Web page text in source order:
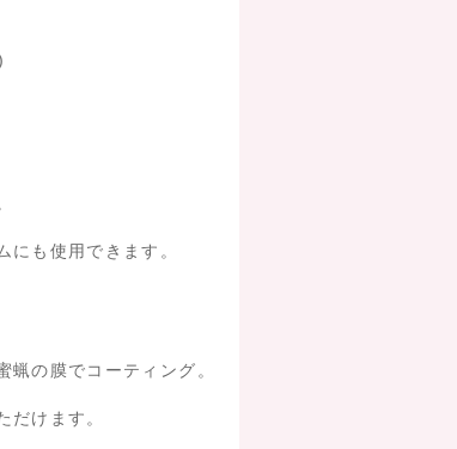
も使用できます。
の膜でコーティング。
だけます。